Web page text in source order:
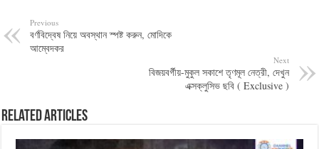
Previous
বর্ণবিদ্বেষ নিয়ে অবস্থান স্পষ্ট করুন, মোদিকে
আম্বেদকর
Next
বিজয়বর্গীয়-মুকুল সকাশে তৃণমূল নেত্রী, দেখুন
এক্সক্লুসিভ ছবি ( Exclusive )
Related Articles